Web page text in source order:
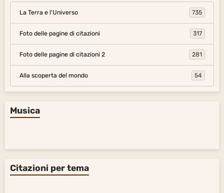
La Terra e l'Universo 735
Foto delle pagine di citazioni 317
Foto delle pagine di citazioni 2 281
Alla scoperta del mondo 54
Musica
Citazioni per tema